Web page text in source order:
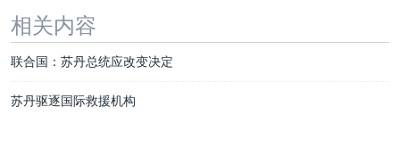
关注西藏
GEN Z 看美国
相关内容
联合国：苏丹总统应改变决定
苏丹驱逐国际救援机构